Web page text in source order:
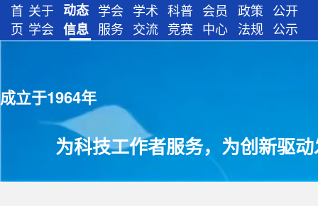
首
页
关于
学会
动态
信息
学会
服务
学术
交流
科普
竞赛
会员
中心
政策
法规
公开
公示
成立于1964年
为科技工作者服务，为创新驱